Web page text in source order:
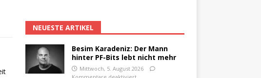
NEUESTE ARTIKEL
Besim Karadeniz: Der Mann
hinter PF-Bits lebt nicht mehr
Mittwoch, 5. August 2026